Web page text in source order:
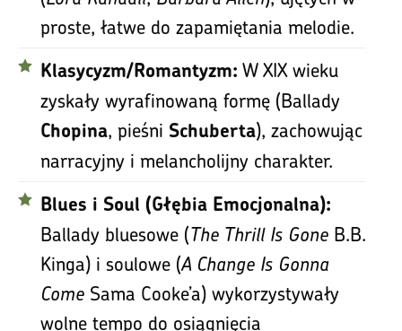
proste, łatwe do zapamiętania melodie.
Klasycyzm/Romantyzm: W XIX wieku
zyskały wyrafinowaną formę (Ballady
Chopina, pieśni Schuberta), zachowując
narracyjny i melancholijny charakter.
Blues i Soul (Głębia Emocjonalna):
Ballady bluesowe (The Thrill Is Gone B.B.
Kinga) i soulowe (A Change Is Gonna
Come Sama Cooke’a) wykorzystywały
wolne tempo do osiągnięcia